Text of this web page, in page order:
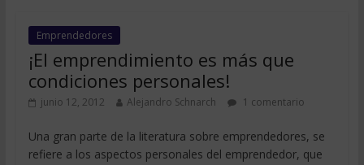
Emprendedores
¡El emprendimiento es más que
condiciones personales!
junio 12, 2012 Alejandro Schnarch 1 comentario
Una gran parte de la literatura sobre emprendedores, se
refiere a los aspectos personales del emprendedor, que